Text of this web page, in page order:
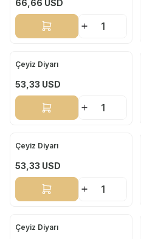
66,66 USD
Sepete Ekle
Yeni
Çeyiz Diyarı
53,33 USD
Sepete Ekle
Yeni
Çeyiz Diyarı
53,33 USD
Sepete Ekle
Yeni
Çeyiz Diyarı